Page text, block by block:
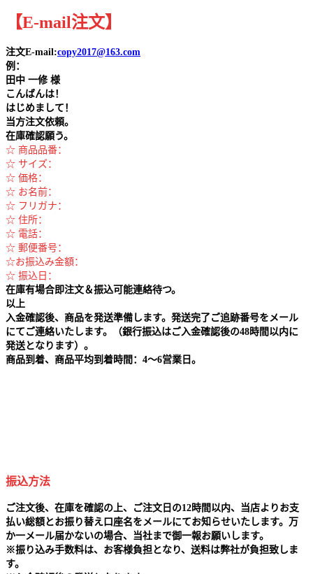
【E-mail注文】
注文E-mail:copy2017@163.com
例：
田中 一修 様
こんばんは！
はじめまして！
当方注文依頼。
在庫確認願う。
☆ 商品品番：
☆ サイズ：
☆ 価格：
☆ お名前：
☆ フリガナ：
☆ 住所：
☆ 電話：
☆ 郵便番号：
☆お振込み金額：
☆ 振込日：
在庫有場合即注文＆振込可能連絡待つ。
以上
入金確認後、商品を発送準備します。発送完了ご追跡番号をメール
にてご連絡いたします。（銀行振込はご入金確認後の48時間以内に
発送となります）。
商品到着、商品平均到着時間：4～6営業日。
振込方法
ご注文後、在庫を確認の上、ご注文日の12時間以内、当店よりお支
払い総額とお振り替え口座名をメールにてお知らせいたします。万
か一メール届かないの場合、当社まで御一報お願いします。
※振り込み手数料は、お客様負担となり、送料は弊社が負担致しま
す。